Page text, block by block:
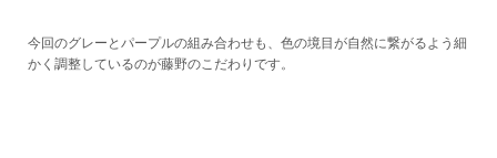
今回のグレーとパープルの組み合わせも、色の境目が自然に繋がるよう細
かく調整しているのが藤野のこだわりです。